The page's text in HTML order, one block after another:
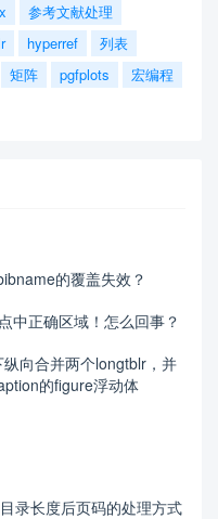
参考文献处理
hyperref
列表
矩阵 pgfplots
宏编程
的覆盖失效？
中正确区域！怎么回事？
向合并两个longtblr，并
的figure浮动体
录长度后页码的处理方式